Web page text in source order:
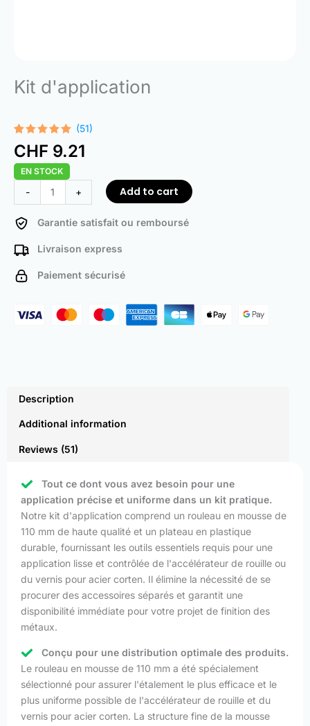
Kit d'application
Rated4.94
out of 5
based on
51
customer
ratings
(51)
CHF 9.21
EN STOCK
-
Application
Kit
quantity
+ Add to cart
Garantie satisfait ou remboursé
Livraison express
Paiement sécurisé
Description
Additional information
Reviews (51)
Tout ce dont vous avez besoin pour une
application précise et uniforme dans un kit pratique.
Notre kit d'application comprend un rouleau en mousse de
110 mm de haute qualité et un plateau en plastique
durable, fournissant les outils essentiels requis pour une
application lisse et contrôlée de l'accélérateur de rouille ou
du vernis pour acier corten. Il élimine la nécessité de se
procurer des accessoires séparés et garantit une
disponibilité immédiate pour votre projet de finition des
métaux.
Conçu pour une distribution optimale des produits.
Le rouleau en mousse de 110 mm a été spécialement
sélectionné pour assurer l'étalement le plus efficace et le
plus uniforme possible de l'accélérateur de rouille et du
vernis pour acier corten. La structure fine de la mousse